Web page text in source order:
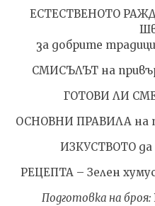
ЕСТЕСТВЕНОТО
за добрите
СМИСЪЛЪТ на
ГОТОВИ ЛИ
ОСНОВНИ ПРАВИЛА на
ИЗКУСТВОТО да
РЕЦЕПТА – Зелен
Подготовка на броя: